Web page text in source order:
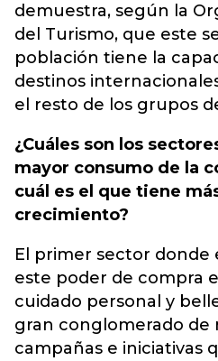
demuestra, según la
del Turismo, que este
población tiene la
destinos
el resto de los grupos
¿Cuáles son los
mayor consumo de la
cuál es el que tiene
crecimiento?
El primer sector donde
este poder de compra
cuidado personal y
gran conglomerado de
campañas e iniciativas